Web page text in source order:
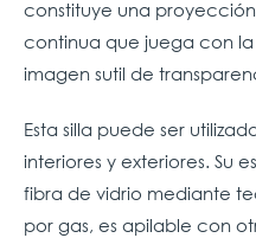
constituye una
continua que juega con
imagen sutil de
Esta silla puede ser
interiores y exteriores. Su
fibra de vidrio mediante
por gas, es apilable con